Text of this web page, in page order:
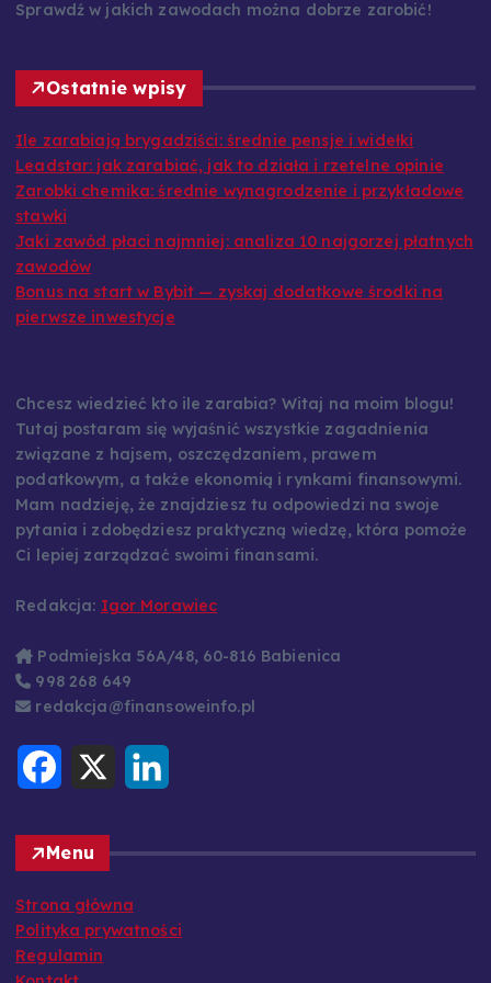
oszczędzania i efektywnego zarządzania budżetem.
Ostatnie wpisy
Ile zarabiają brygadziści: średnie pensje i widełki
Leadstar: jak zarabiać, jak to działa i rzetelne opinie
Zarobki chemika: średnie wynagrodzenie i przykładowe
stawki
Jaki zawód płaci najmniej: analiza 10 najgorzej płatnych
zawodów
Bonus na start w Bybit — zyskaj dodatkowe środki na
Chcesz wiedzieć kto ile zarabia? Witaj na moim blogu!
Tutaj postaram się wyjaśnić wszystkie zagadnienia
związane z hajsem, oszczędzaniem, prawem
podatkowym, a także ekonomią i rynkami finansowymi.
Mam nadzieję, że znajdziesz tu odpowiedzi na swoje
pytania i zdobędziesz praktyczną wiedzę, która pomoże
Podmiejska 56A/48, 60-816 Babienica
998 268 649
a
b
o
k
Menu
Strona główna
Polityka prywatności
Regulamin